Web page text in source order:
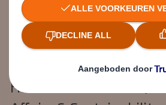
gefaciliteerd.
Wouter van Tol
Head of Government,